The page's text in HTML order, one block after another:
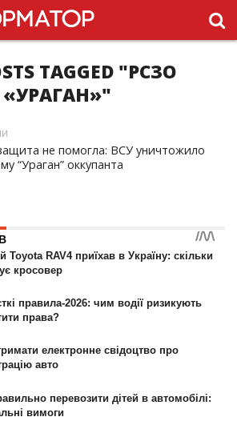
TAGGED "РСЗО
«УРАГАН»"
не помогла: ВСУ уничтожило
“Ураган” оккупанта